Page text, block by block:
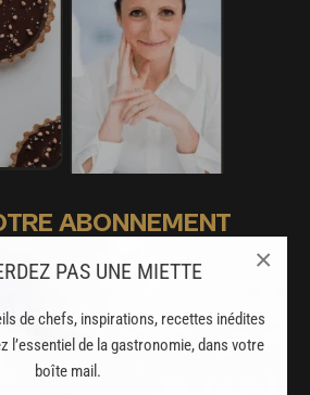
PAS UNE MIETTE
de chefs, inspirations, recettes inédites
l’essentiel de la gastronomie, dans votre
boîte mail.
×
ABONNEMENT
PREMIUM
exclusives